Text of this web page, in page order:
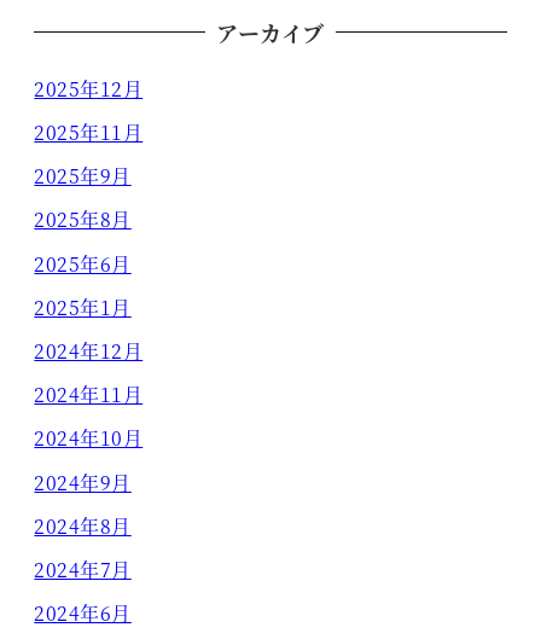
アーカイブ
2025年12月
2025年11月
2025年9月
2025年8月
2025年6月
2025年1月
2024年12月
2024年11月
2024年10月
2024年9月
2024年8月
2024年7月
2024年6月